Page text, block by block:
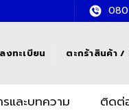
งทะเบียน ตะกร้าสินค้า /
รและบทความ ติดต่